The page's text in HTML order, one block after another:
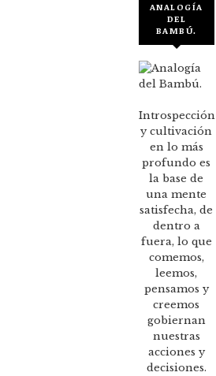
ANALOGÍA
DEL
BAMBÚ.
Introspección
y cultivación
en lo más
profundo es
la base de
una mente
satisfecha, de
dentro a
fuera, lo que
comemos,
leemos,
pensamos y
creemos
gobiernan
nuestras
acciones y
decisiones.